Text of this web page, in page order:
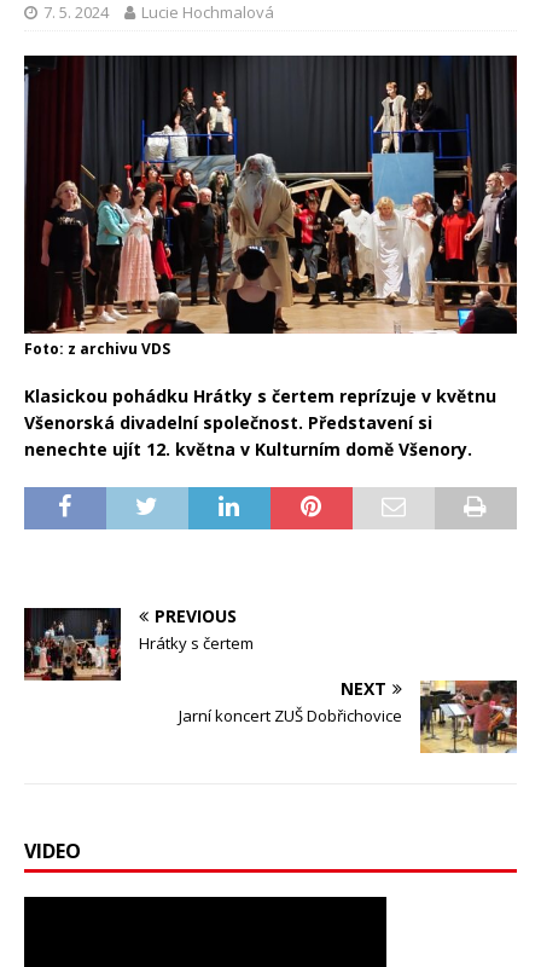
7. 5. 2024 Lucie Hochmalová
Foto: z archivu VDS
Klasickou pohádku Hrátky s čertem reprízuje v květnu
Všenorská divadelní společnost. Představení si
nenechte ujít 12. května v Kulturním domě Všenory.
PREVIOUS
Hrátky s čertem
NEXT
Jarní koncert ZUŠ Dobřichovice
VIDEO